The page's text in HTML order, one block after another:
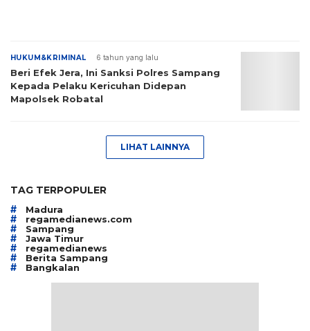
HUKUM&KRIMINAL 6 tahun yang lalu
Beri Efek Jera, Ini Sanksi Polres Sampang
Kepada Pelaku Kericuhan Didepan
Mapolsek Robatal
LIHAT LAINNYA
TAG TERPOPULER
# Madura
# regamedianews.com
# Sampang
# Jawa Timur
# regamedianews
# Berita Sampang
# Bangkalan